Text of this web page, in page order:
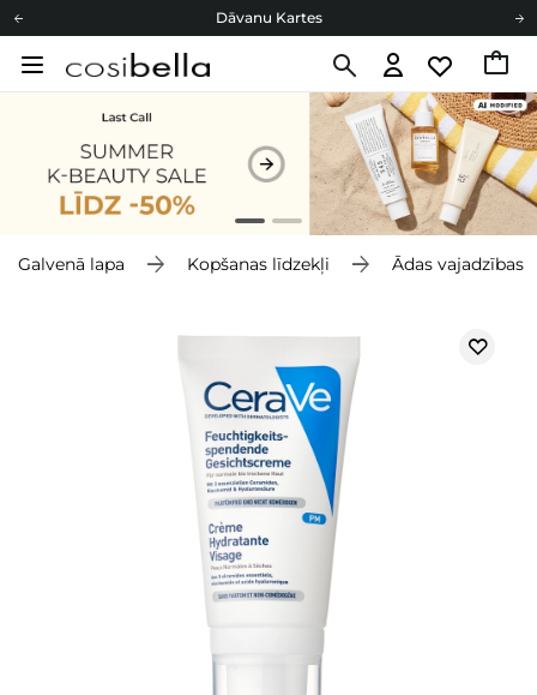
Dāvanu Kartes
Cosibella lojalitātes programma
Galvenā lapa Kopšanas līdzekļi Ādas vajadzības